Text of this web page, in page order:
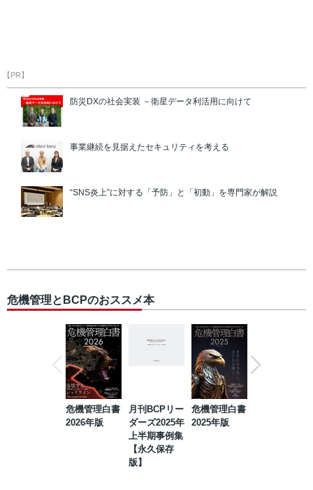
【PR】
防災DXの社会実装 －衛星データ利活用に向けて
事業継続を見据えたセキュリティを考える
“SNS炎上”に対する「予防」と「初動」を専門家が解説
危機管理とBCPのおススメ本
危機管理白書
2026年版
月刊BCPリー
ダーズ2025年
上半期事例集
【永久保存
版】
危機管理白書
2025年版